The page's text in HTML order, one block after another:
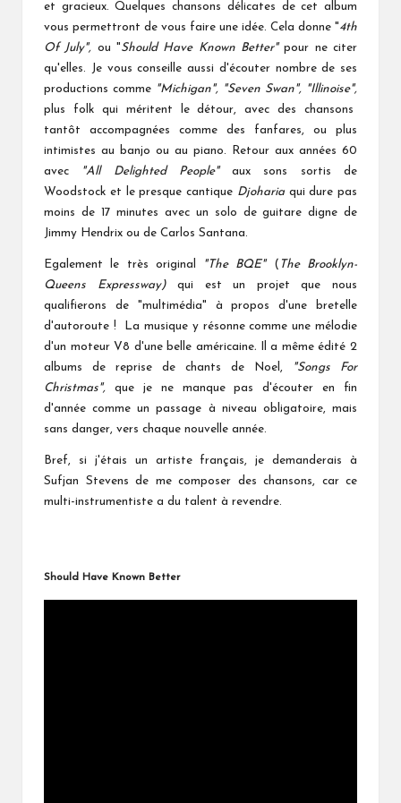
et gracieux. Quelques chansons délicates de cet album
vous permettront de vous faire une idée. Cela donne "4th
Of July", ou "Should Have Known Better"pour ne citer
qu'elles.
Je vous conseille aussi d'écouter nombre de ses
productions comme "Michigan", "Seven Swan", "Illinoise",
plus folk qui méritent le détour, avec des chansons
tantôt accompagnées comme des fanfares, ou plus
intimistes au banjo ou au piano. Retour aux années 60
avec
"All Delighted People"aux sons sortis de
Woodstock et le presque cantique Djohariaqui dure pas
moins de 17 minutes avec un solo de guitare digne de
Jimmy Hendrix ou de Carlos Santana.
Egalement le très original "The BQE" ( The Brooklyn-
Queens Expressway)qui est un projet que nous
qualifierons de "multimédia" à propos d'une bretelle
d'autoroute !
La musique y résonne comme une mélodie
d'un moteur V8 d'une belle américaine.
Il a même édité 2
albums de reprise de chants de Noel,
"Songs For
Christmas", que je ne manque pas d'écouter en fin
d'année comme un passage à niveau obligatoire, mais
sans danger, vers chaque nouvelle année.
Bref, si j'étais un artiste français, je demanderais à
Sufjan Stevens de me composer des chansons, car ce
multi-instrumentiste a du talent à revendre.
Should Have Known Better